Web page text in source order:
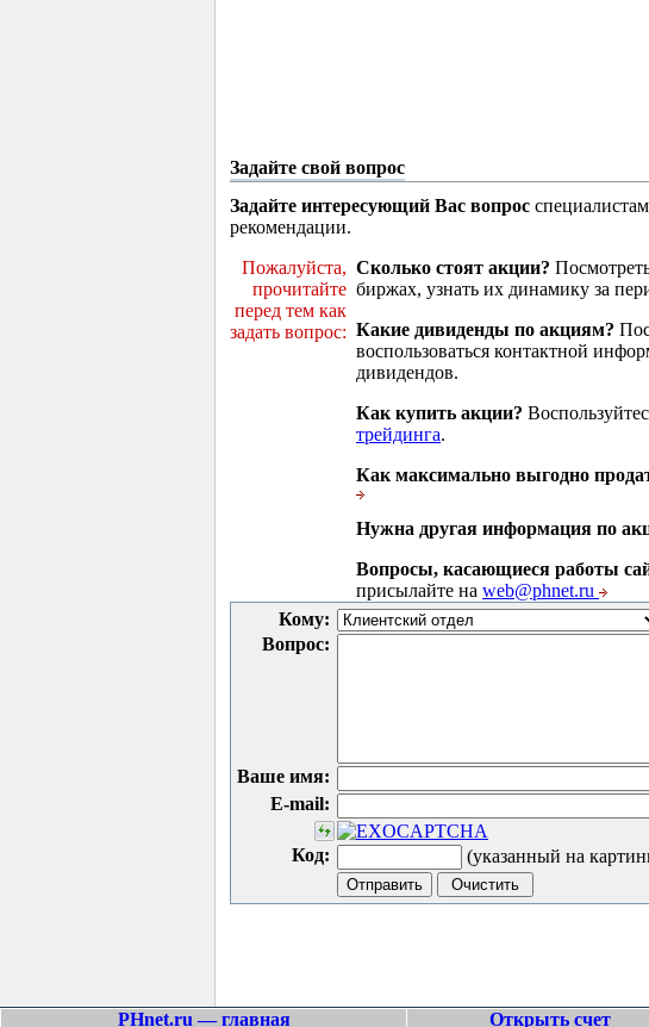
Задайте свой вопрос
Задайте интересующий Вас вопрос
рекомендации.
Пожалуйста,
прочитайте
перед тем как
задать вопрос:
Сколько стоят акции?
биржах, узнать их динамику за
Какие дивиденды по акциям?
воспользоваться контактной
дивидендов.
Как купить акции?
трейдинга.
Как максимально выгодно
Нужна другая информация по
Вопросы, касающиеся работы
присылайте на web@phnet.ru
Кому:
Вопрос:
Ваше имя:
E-mail:
Код: (указанный на
PHnet.ru — главная Открыть счет